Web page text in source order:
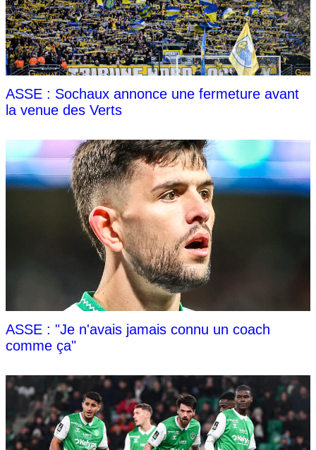
ASSE : Sochaux annonce une fermeture avant
la venue des Verts
ASSE : "Je n'avais jamais connu un coach
comme ça"